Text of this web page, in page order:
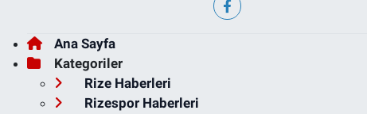
Ana Sayfa
Kategoriler
Rize Haberleri
Rizespor Haberleri